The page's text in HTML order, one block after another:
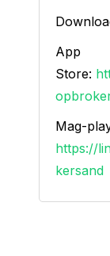
App
Store:
Mag-
https://
kersand